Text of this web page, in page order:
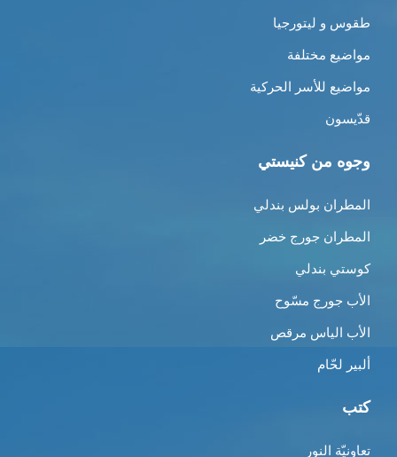
طقوس و ليتورجيا
مواضيع مختلفة
مواضيع للأسر الحركية
قدّيسون
وجوه من كنيستي
المطران بولس بندلي
المطران جورج خضر
كوستي بندلي
الأب جورج مسّوح
الأب الياس مرقص
ألبير لحّام
كتب
تعاونيّة النور